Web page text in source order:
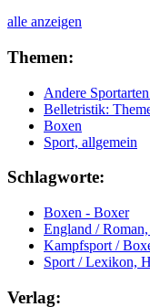
alle anzeigen
Themen:
Andere
Belletristik:
Boxen
Sport, allgemein
Schlagworte:
Boxen - Boxer
England /
Kampfsport /
Sport / Lexikon,
Verlag: